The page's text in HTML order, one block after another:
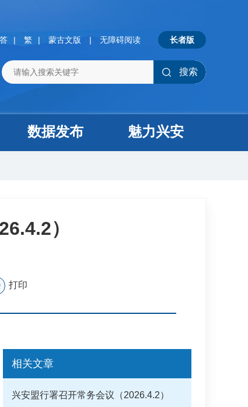
| 繁 | 蒙古文版 | 无障碍阅读 长者版
搜索
数据发布 魅力兴安
）
打印
相关文章
兴安盟行署召开常务会议（2026.4.2）